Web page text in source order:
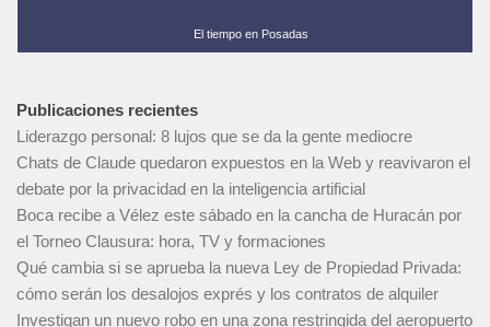
El tiempo en Posadas
Publicaciones recientes
Liderazgo personal: 8 lujos que se da la gente mediocre
Chats de Claude quedaron expuestos en la Web y reavivaron el
debate por la privacidad en la inteligencia artificial
Boca recibe a Vélez este sábado en la cancha de Huracán por
el Torneo Clausura: hora, TV y formaciones
Qué cambia si se aprueba la nueva Ley de Propiedad Privada:
cómo serán los desalojos exprés y los contratos de alquiler
Investigan un nuevo robo en una zona restringida del aeropuerto